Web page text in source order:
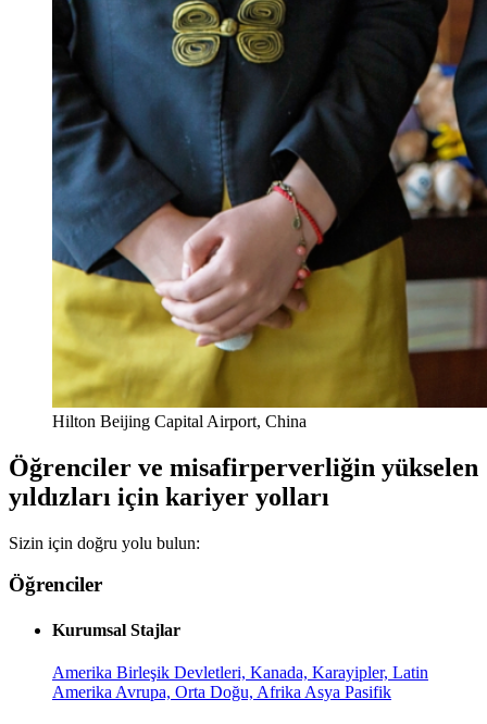
Hilton Beijing Capital Airport, China
Öğrenciler ve misafirperverliğin yükselen
yıldızları için kariyer yolları
Sizin için doğru yolu bulun:
Öğrenciler
Kurumsal Stajlar
Amerika Birleşik Devletleri, Kanada, Karayipler, Latin
Amerika Avrupa, Orta Doğu, Afrika Asya Pasifik